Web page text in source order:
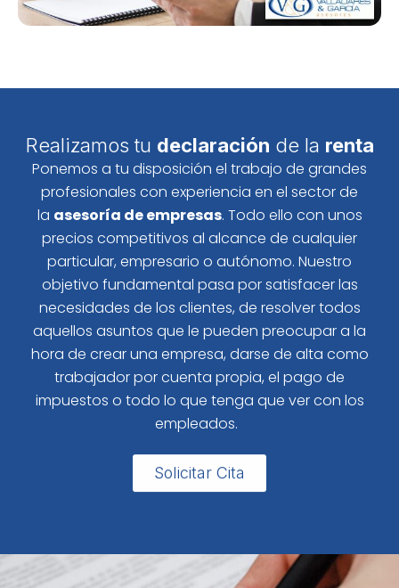
Realizamos tu declaración de la renta
Ponemos a tu disposición el trabajo de grandes
profesionales con experiencia en el sector de
la asesoría de empresas. Todo ello con unos
precios competitivos al alcance de cualquier
particular, empresario o autónomo. Nuestro
objetivo fundamental pasa por satisfacer las
necesidades de los clientes, de resolver todos
aquellos asuntos que le pueden preocupar a la
hora de crear una empresa, darse de alta como
trabajador por cuenta propia, el pago de
impuestos o todo lo que tenga que ver con los
empleados.
Solicitar Cita